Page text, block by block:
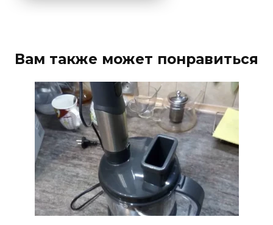
Вам также может понравиться